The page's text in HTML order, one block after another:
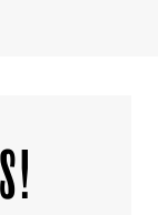
!GET THE NEWS